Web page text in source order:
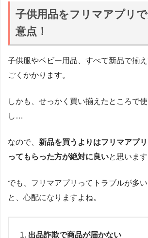
子供用品をフリマアプリ
意点！
子供服やベビー用品、すべて新品で揃
ごくかかります。
しかも、せっかく買い揃えたところで
し…
なので、 新品を買うよりはフリマアプ
ってもらった方が絶対に良いと思います
でも、フリマアプリってトラブルが多
と、心配になりますよね。
出品詐欺で商品が届かない